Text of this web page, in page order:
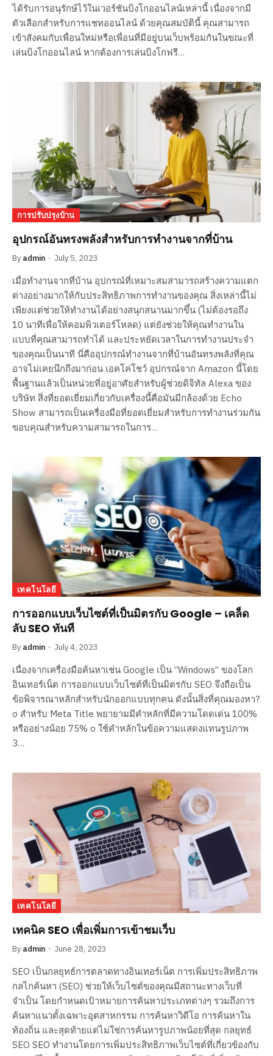
ได้รับการอนุรักษ์ไว้ในเวอร์ชันบิงโกออนไลน์เหล่านี้ เนื่องจากมี
ตัวเลือกสำหรับการแชทออนไลน์ ด้วยคุณสมบัตินี้ คุณสามารถ
เข้าสังคมกับเพื่อนใหม่หรือเพื่อนที่มีอยู่บนเว็บพร้อมกันในขณะที่
เล่นบิงโกออนไลน์ หากต้องการเล่นบิงโกฟรี…
การปรับปรุงบ้าน
อุปกรณ์อันทรงพลังสำหรับการทำงานจากที่บ้าน
By admin July 5, 2023
เมื่อทำงานจากที่บ้าน อุปกรณ์ที่เหมาะสมสามารถสร้างความแตก
ต่างอย่างมากให้กับประสิทธิภาพการทำงานของคุณ สิ่งเหล่านี้ไม่
เพียงแต่ช่วยให้ทำงานได้อย่างสนุกสนานมากขึ้น (ไม่ต้องรอถึง
10 นาทีเพื่อให้คอมพิวเตอร์โหลด) แต่ยังช่วยให้คุณทำงานใน
แบบที่คุณสามารถทำได้ และประหยัดเวลาในการทำงานประจำ
ของคุณเป็นนาที นี่คืออุปกรณ์ทำงานจากที่บ้านอันทรงพลังที่คุณ
อาจไม่เคยนึกถึงมาก่อน เอคโค่โชว์ อุปกรณ์จาก Amazon นี้โดย
พื้นฐานแล้วเป็นหน่วยที่อยู่อาศัยสำหรับผู้ช่วยดิจิทัล Alexa ของ
บริษัท สิ่งที่ยอดเยี่ยมเกี่ยวกับเครื่องนี้คือมันมีกล้องด้วย Echo
Show สามารถเป็นเครื่องมือที่ยอดเยี่ยมสำหรับการทำงานร่วมกัน
ขอบคุณสำหรับความสามารถในการ…
เทคโนโลยี
การออกแบบเว็บไซต์ที่เป็นมิตรกับ Google – เคล็ด
ลับ SEO ทันที
By admin July 4, 2023
เนื่องจากเครื่องมือค้นหาเช่น Google เป็น “Windows” ของโลก
อินเทอร์เน็ต การออกแบบเว็บไซต์ที่เป็นมิตรกับ SEO จึงถือเป็น
ข้อพิจารณาหลักสำหรับนักออกแบบทุกคน ดังนั้นสิ่งที่คุณมองหา?
o สำหรับ Meta Title พยายามมีคำหลักที่มีความโดดเด่น 100%
หรืออย่างน้อย 75% o ใช้คำหลักในข้อความแสดงแทนรูปภาพ
3…
เทคโนโลยี
เทคนิค SEO เพื่อเพิ่มการเข้าชมเว็บ
By admin June 28, 2023
SEO เป็นกลยุทธ์การตลาดทางอินเทอร์เน็ต การเพิ่มประสิทธิภาพ
กลไกค้นหา (SEO) ช่วยให้เว็บไซต์ของคุณมีสถานะทางเว็บที่
จำเป็น โดยกำหนดเป้าหมายการค้นหาประเภทต่างๆ รวมถึงการ
ค้นหาแนวตั้งเฉพาะอุตสาหกรรม การค้นหาวิดีโอ การค้นหาใน
ท้องถิ่น และสุดท้ายแต่ไม่ใช่การค้นหารูปภาพน้อยที่สุด กลยุทธ์
SEO SEO ทำงานโดยการเพิ่มประสิทธิภาพเว็บไซต์ที่เกี่ยวข้องกับ